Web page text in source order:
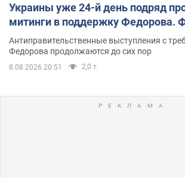
Украины уже 24-й день подряд
митинги в поддержку Федорова.
Антиправительственные выступления с
Федорова продолжаются до сих пор
8.08.2026 20:51 2,0 т.